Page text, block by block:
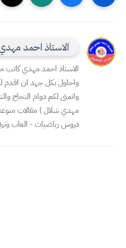
الاستاذ احمد
الاستاذ احمد مهدي كاتب
واحاول بكل جهد ان اقدم
واتمنى لكم دوام النجاح
مهدي شلال ) مقالات
دروس رياضيات - العاب